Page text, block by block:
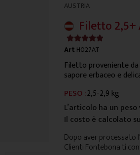
AUSTRIA
Filetto

Art H027AT
Filetto proveniente
sapore erbaceo e
PESO :2,5-2,9 kg
L’articolo ha un
Il costo è calcolato
Dopo aver processato
Clienti Fontebona ti